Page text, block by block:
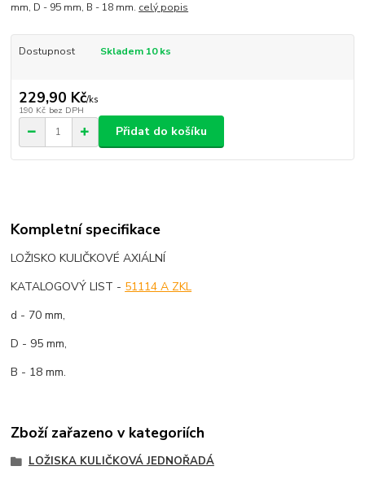
mm, D - 95 mm, B - 18 mm. celý popis
Dostupnost Skladem 10 ks
229,90 Kč/ks
190 Kč bez DPH
Přidat do košíku
Kompletní specifikace
LOŽISKO KULIČKOVÉ AXIÁLNÍ
KATALOGOVÝ LIST - 51114 A ZKL
d - 70 mm,
D - 95 mm,
B - 18 mm.
Zboží zařazeno v kategoriích
LOŽISKA KULIČKOVÁ JEDNOŘADÁ